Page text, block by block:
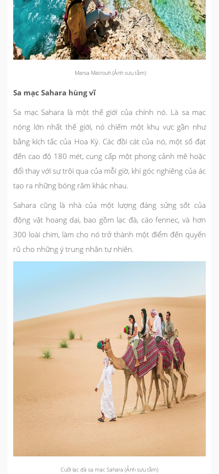
Marsa Matrouh (Ảnh sưu tầm)
Sa mạc Sahara hùng vĩ
Sa mạc Sahara là một thế giới của chính nó. Là sa mạc
nóng lớn nhất thế giới, nó chiếm một khu vực gần như
bằng kích tấc của Hoa Kỳ. Các đồi cát của nó, một số đạt
đến cao độ 180 mét, cung cấp một phong cảnh mê hoặc
đổi thay với sự trôi qua của mỗi giờ, khi góc nghiêng của ác
tạo ra những bóng râm khác nhau.
Sahara cũng là nhà của một lượng đáng sửng sốt của
động vật hoang dại, bao gồm lạc đà, cáo fennec, và hơn
300 loài chim, làm cho nó trở thành một điểm đến quyến
rũ cho những ý trung nhân tự nhiên.
Cuỡi lạc đà sa mạc Sahara (Ảnh sưu tầm)